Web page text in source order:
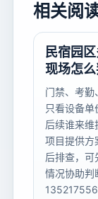
相关阅
民宿园
现场怎
门禁、考勤
只看设备单
后续谁来维
项目提供方
后排查，可
情况协助判